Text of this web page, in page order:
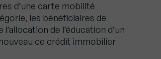
d’une carte mobilité
les bénéficiaires de
l’allocation de l’éducation d’un
ce crédit immobilier